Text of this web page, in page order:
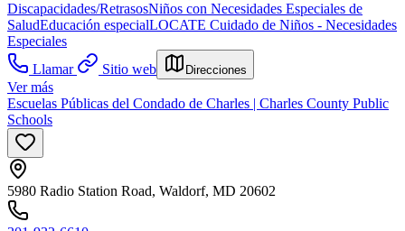
Discapacidades/RetrasosNiños con Necesidades Especiales de
SaludEducación especialLOCATE Cuidado de Niños - Necesidades
Especiales
Llamar
Sitio web Direcciones
Ver más
Escuelas Públicas del Condado de Charles | Charles County Public
Schools
5980 Radio Station Road, Waldorf, MD 20602